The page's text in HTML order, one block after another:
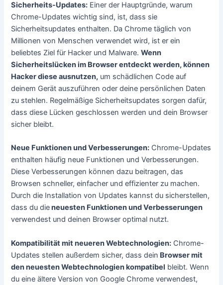
Sicherheits-Updates: Einer der Hauptgründe, warum
Chrome-Updates wichtig sind, ist, dass sie
Sicherheitsupdates enthalten. Da Chrome täglich von
Millionen von Menschen verwendet wird, ist er ein
beliebtes Ziel für Hacker und Malware.Wenn
Sicherheitslücken im Browser entdeckt werden, können
Hacker diese ausnutzen, um schädlichen Code auf
deinem Gerät auszuführen oder deine persönlichen Daten
zu stehlen. Regelmäßige Sicherheitsupdates sorgen dafür,
dass diese Lücken geschlossen werden und dein Browser
sicher bleibt.
Neue Funktionen und Verbesserungen: Chrome-Updates
enthalten häufig neue Funktionen und Verbesserungen.
Diese Verbesserungen können dazu beitragen, das
Browsen schneller, einfacher und effizienter zu machen.
Durch die Installation von Updates kannst du sicherstellen,
dass du dieneuesten Funktionen und Verbesserungen
verwendest und deinen Browser optimal nutzt.
Kompatibilität mit neueren Webtechnologien: Chrome-
Updates stellen außerdem sicher, dass dein Browser mit
den neuesten Webtechnologien kompatibel bleibt. Wenn
du eine ältere Version von Google Chrome verwendest,